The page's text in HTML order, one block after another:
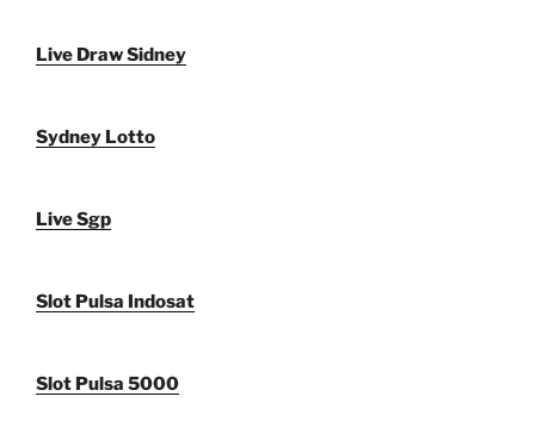
Live Draw Sidney
Sydney Lotto
Live Sgp
Slot Pulsa Indosat
Slot Pulsa 5000